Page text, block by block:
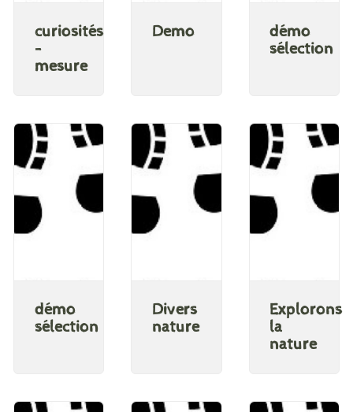
curiosités
-
mesure
Demo
démo
sélection
démo
sélection
Divers
nature
Explorons
la
nature